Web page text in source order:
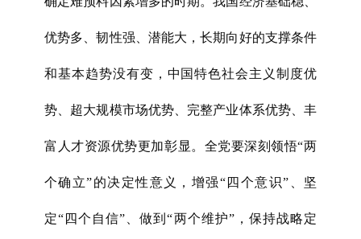
优势多、韧性强、潜能大，长期向好的支撑条件
和基本趋势没有变，中国特色社会主义制度优
势、超大规模市场优势、完整产业体系优势、丰
富人才资源优势更加彰显。全党要深刻领悟“两
个确立”的决定性意义，增强“四个意识”、坚
定“四个自信”、做到“两个维护”，保持战略定